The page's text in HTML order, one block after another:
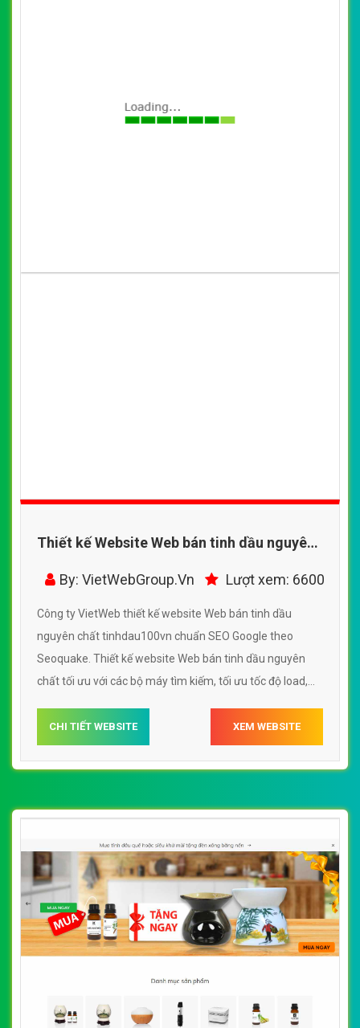
Thiết kế Website Web bán tinh dầu nguyên
chất - tinhdau100vn
By: VietWebGroup.Vn Lượt xem: 6600
Công ty VietWeb thiết kế website Web bán tinh dầu
nguyên chất tinhdau100vn chuẩn SEO Google theo
Seoquake. Thiết kế website Web bán tinh dầu nguyên
chất tối ưu với các bộ máy tìm kiếm, tối ưu tốc độ load,
lướt website Web bán tinh dầu nguyên chất
tinhdau100vn
CHI TIẾT WEBSITE XEM WEBSITE